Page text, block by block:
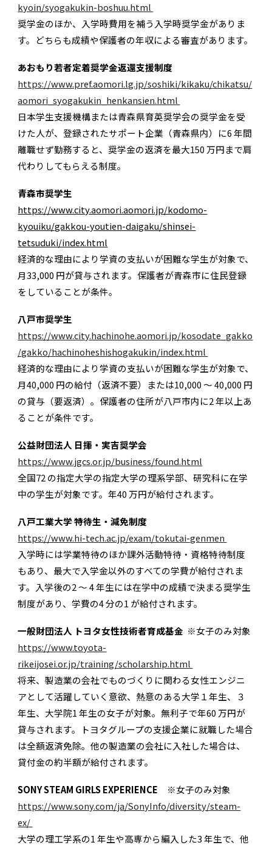
kyoin/syogakukin-boshuu.html
奨学金のほか、入学時費用を補う入学時奨学金がありま
す。どちらも成績や保護者の年収による審査があります。
あおもり若者定着奨学金返還支援制度
https://www.pref.aomori.lg.jp/soshiki/kikaku/chikatsu/
aomori_syogakukin_henkansien.html
日本学生支援機構または青森県育英奨学会の奨学金を受
けた人が、登録されたサポート企業（青森県内）に6 年間
離職せず勤務すると、奨学金の返済を最大150 万円まで肩
代わりしてもらえる制度。
青森市奨学生
https://www.city.aomori.aomori.jp/kodomo-
kyouiku/gakkou-youtien-daigaku/shinsei-
tetsuduki/index.html
経済的な理由により学資の支払いが困難な学生が対象で、
月33,000 円が貸与されます。保護者が青森市に住民登録
をしていることが条件。
八戸市奨学生
https://www.city.hachinohe.aomori.jp/kosodate_gakko
/gakko/hachinoheshishogakukin/index.html
経済的な理由により学資の支払いが困難な学生が対象で、
月40,000 円の給付（返済不要）または10,000 ～ 40,000 円
の貸与（要返済）。保護者の住所が八戸市内に2 年以上あ
ることが条件です。
公益財団法人 日揮・実吉奨学会
https://www.jgcs.or.jp/business/found.html
全国72 の指定大学の指定大学の理系学部、研究科に在学
中の学生が対象です。年40 万円が給付されます。
八戸工業大学 特待生・減免制度
https://www.hi-tech.ac.jp/exam/tokutai-genmen
入学時には学業特待のほか課外活動特待・資格特待制度
もあり、最大で入学金以外のすべての学費が給付されま
す。入学後の2 ～ 4 年生には在学中の成績で決まる奨学生
制度があり、学費の4 分の1 が給付されます。
一般財団法人 トヨタ女性技術者育成基金 ※女子のみ対象
https://www.toyota-
rikeijosei.or.jp/training/scholarship.html
将来、製造業の会社でものづくりに関わる女性エンジニ
アとして活躍していく意欲、熱意のある大学１年生、３
年生、大学院1 年生の女子が対象。無利子で年60 万円が
貸与されます。トヨタグループの支援企業に就職した場合
は全額返済免除。他の製造業の会社に入社した場合は、
貸付金の約半額が給付されます。
SONY STEAM GIRLS EXPERIENCE ※女子のみ対象
https://www.sony.com/ja/SonyInfo/diversity/steam-
ex/
大学の理工学系の1 年生や高専から編入した3 年生で、他